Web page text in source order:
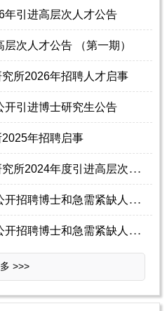
年引进高层次人才公告
次人才公告 （第一期）
所2026年招聘人才启事
开引进博士研究生公告
年招聘启事
中
国农业科学院兰州兽医研究所2024年度引进高层次人才公告
甘
肃省农业科学院2024年公开招聘博士和急需紧缺人才公告
甘
肃省农业科学院2023年公开招聘博士和急需紧缺人才公告(第二批)
>>>